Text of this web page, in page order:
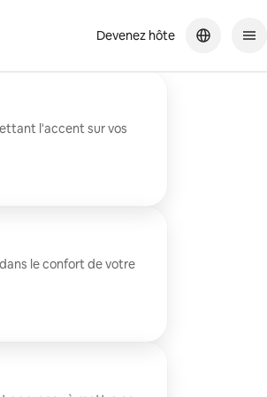
Devenez hôte
l'accent sur vos
le confort de votre